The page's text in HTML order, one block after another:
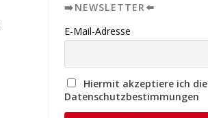
➡️NEWSLETTER⬅️
E-Mail-Adresse
Hiermit akzeptiere ich die
Datenschutzbestimmungen